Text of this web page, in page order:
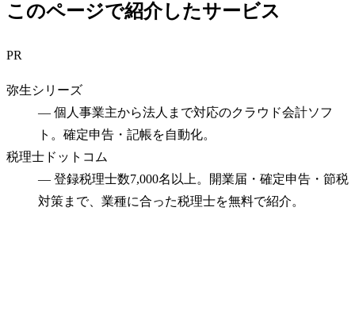
このページで紹介したサービス
PR
弥生シリーズ
— 個人事業主から法人まで対応のクラウド会計ソフ
ト。確定申告・記帳を自動化。
税理士ドットコム
— 登録税理士数7,000名以上。開業届・確定申告・節税
対策まで、業種に合った税理士を無料で紹介。